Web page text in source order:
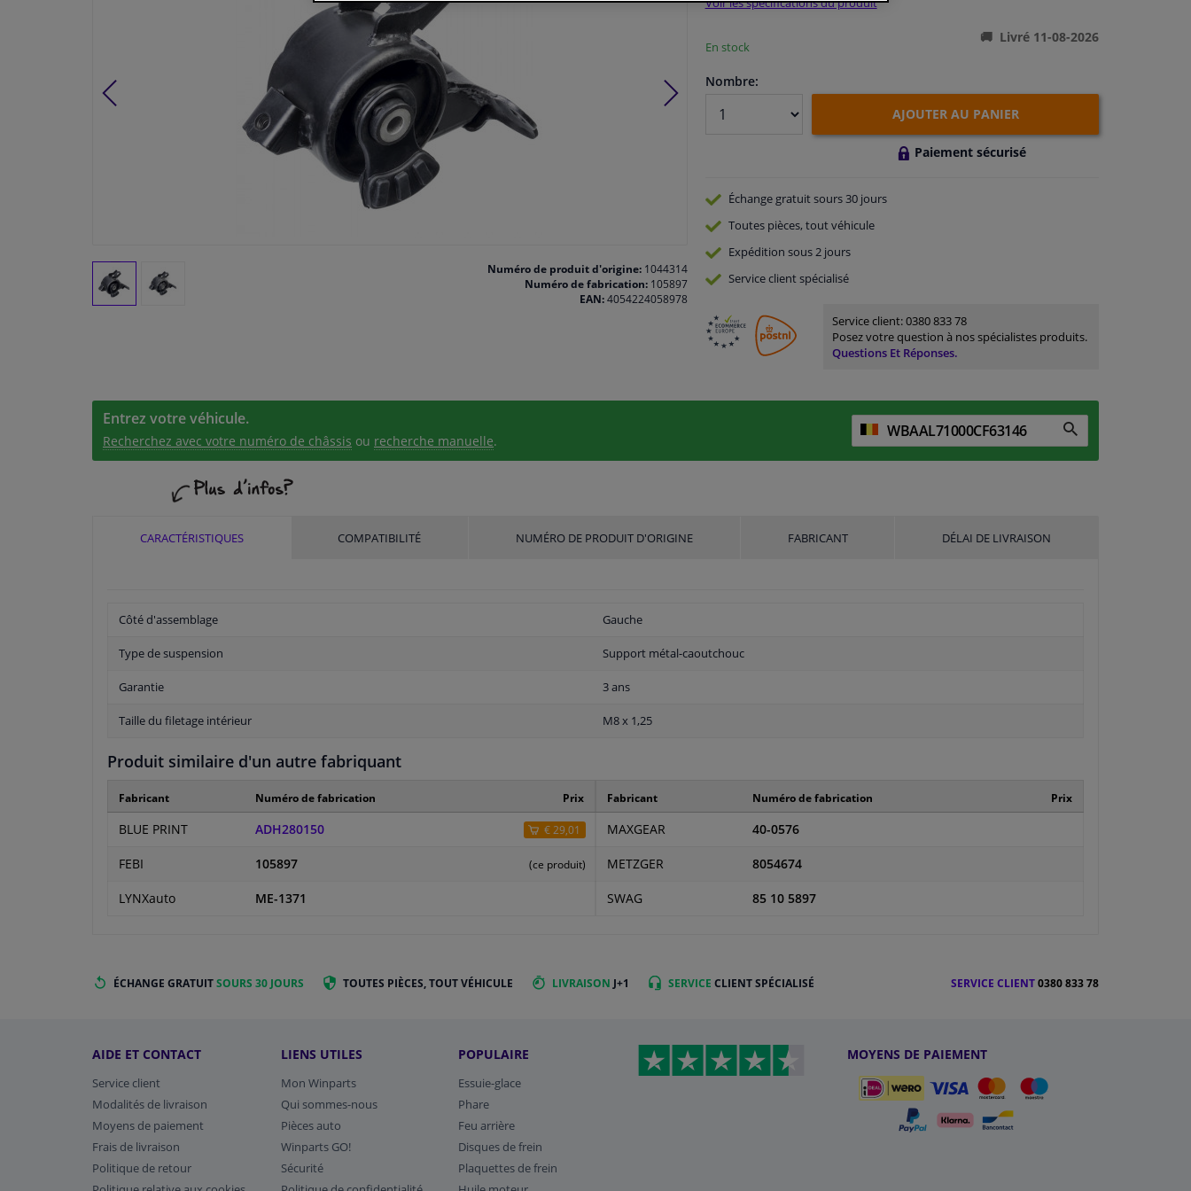
Numéro de produit d'origine:1044314
Numéro de fabrication:105897
EAN:4054224058978
En stock
Livré 11-08-2026
Nombre:
AJOUTER AU PANIER
Paiement sécurisé
Échange gratuitsours 30 jours
Toutes pièces, tout véhicule
Expédition sous 2 jours
Serviceclient spécialisé
Service client:0380 833 78
Posez votre question à nos spécialistes produits.
Questions Et Réponses.
Entrez votre véhicule.
Recherchez avec votre numéro de châssis ou recherche manuelle.
CARACTÉRISTIQUES COMPATIBILITÉ NUMÉRO DE PRODUIT D'ORIGINE FABRICANT DÉLAI DE LIVRAISON
Côté d'assemblage Gauche
Type de suspension Support métal-caoutchouc
Garantie 3 ans
Taille du filetage intérieur M8 x 1,25
Produit similaire d'un autre fabriquant
Fabricant Numéro de fabrication Prix
BLUE PRINT ADH280150 € 29,01
FEBI 105897 (ce produit)
LYNXauto ME-1371
Fabricant Numéro de fabrication Prix
MAXGEAR 40-0576
METZGER 8054674
SWAG 85 10 5897
ÉCHANGE GRATUITSOURS 30 JOURS TOUTES PIÈCES, TOUT VÉHICULE LIVRAISON J+1 SERVICE CLIENT SPÉCIALISÉ SERVICE CLIENT0380 833 78
AIDE ET CONTACT
Service client
Modalités de livraison
Moyens de paiement
Frais de livraison
Politique de retour
LIENS UTILES
Mon Winparts
Qui sommes-nous
Pièces auto
Winparts GO!
Sécurité
POPULAIRE
Essuie-glace
Phare
Feu arrière
Disques de frein
Plaquettes de frein
MOYENS DE PAIEMENT